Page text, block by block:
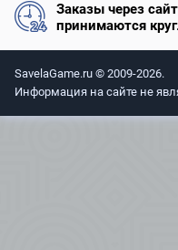
Заказы через сайт
принимаются
SavelaGame.ru © 2009-2026.
Информация на сайте не